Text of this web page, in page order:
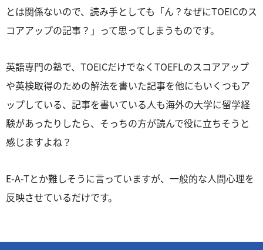
とは関係ないので、読み手としても「ん？なぜにTOEICのス
コアアップの記事？」って思ってしまうものです。
英語専門の塾で、TOEICだけでなくTOEFLのスコアアップ
や英検取得のための解法を書いた記事を他にもいくつもア
ップしている、記事を書いている人も海外の大学に留学経
験があったりしたら、そっちの方が読んで役に立ちそうと
感じますよね？
E-A-Tとか難しそうに言っていますが、一般的な人間心理を
反映させているだけです。